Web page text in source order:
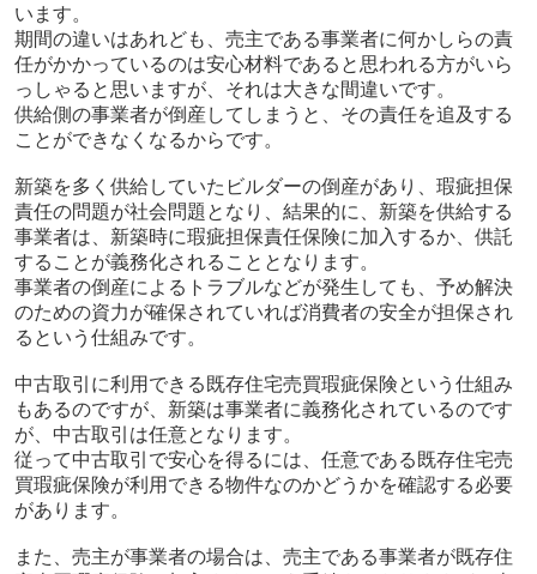
います。
期間の違いはあれども、売主である事業者に何かしらの責
任がかかっているのは安心材料であると思われる方がいら
っしゃると思いますが、それは大きな間違いです。
供給側の事業者が倒産してしまうと、その責任を追及する
ことができなくなるからです。
新築を多く供給していたビルダーの倒産があり、瑕疵担保
責任の問題が社会問題となり、結果的に、新築を供給する
事業者は、新築時に瑕疵担保責任保険に加入するか、供託
することが義務化されることとなります。
事業者の倒産によるトラブルなどが発生しても、予め解決
のための資力が確保されていれば消費者の安全が担保され
るという仕組みです。
中古取引に利用できる既存住宅売買瑕疵保険という仕組み
もあるのですが、新築は事業者に義務化されているのです
が、中古取引は任意となります。
従って中古取引で安心を得るには、任意である既存住宅売
買瑕疵保険が利用できる物件なのかどうかを確認する必要
があります。
また、売主が事業者の場合は、売主である事業者が既存住